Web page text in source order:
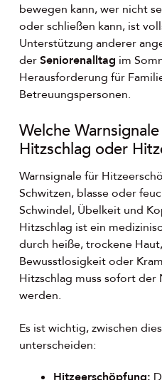
bewegen kann, wer nicht
oder schließen kann, ist
Unterstützung anderer
derSeniorenalltag im
Herausforderung für
Betreuungspersonen.
Welche
Hitzschlag oder
Warnsignale für
Schwitzen, blasse oder
Schwindel, Übelkeit und
Hitzschlag ist ein
durch heiße, trockene
Bewusstlosigkeit oder
Hitzschlag muss sofort
werden.
Es ist wichtig, zwischen
unterscheiden: